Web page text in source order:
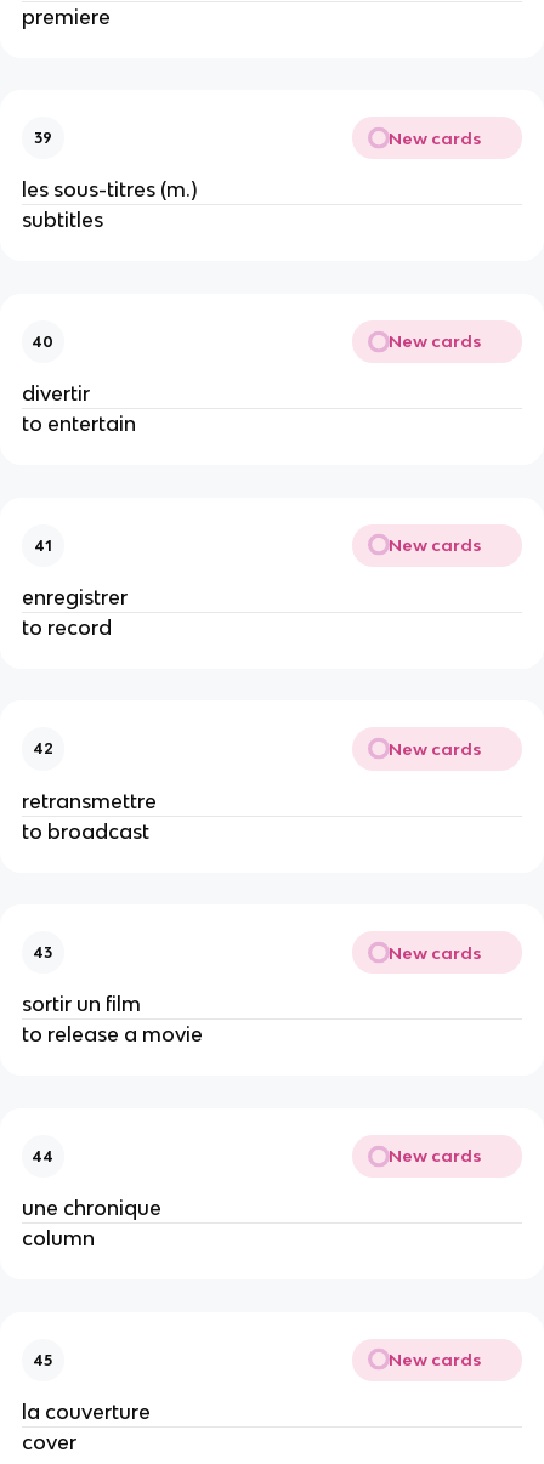
premiere
39 New cards
les sous-titres (m.)
subtitles
40 New cards
divertir
to entertain
41 New cards
enregistrer
to record
42 New cards
retransmettre
to broadcast
43 New cards
sortir un film
to release a movie
44 New cards
une chronique
column
45 New cards
la couverture
cover